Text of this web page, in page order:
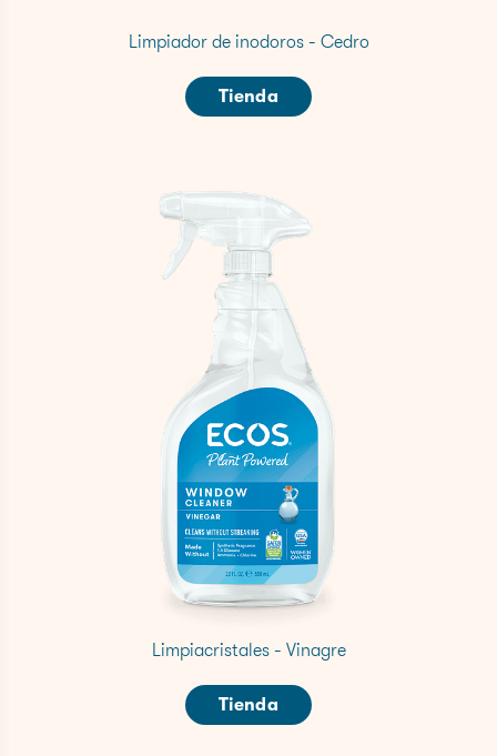
Limpiador de inodoros - Cedro
Tienda
Limpiacristales - Vinagre
Tienda